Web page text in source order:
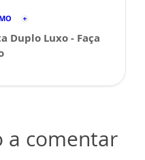
Duplo Luxo - Faça
a comentar